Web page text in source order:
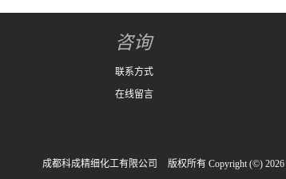
咨询
联系方式
在线留言
成都科成精细化工有限公司 版权所有 Copyright (©) 2026